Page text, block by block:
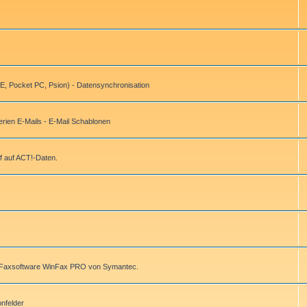
Pocket PC, Psion) - Datensynchronisation
E-Mails - E-Mail Schablonen
ACT!-Daten.
WinFax PRO von Symantec.